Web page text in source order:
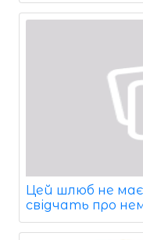
Цей шлюб не
свідчать про